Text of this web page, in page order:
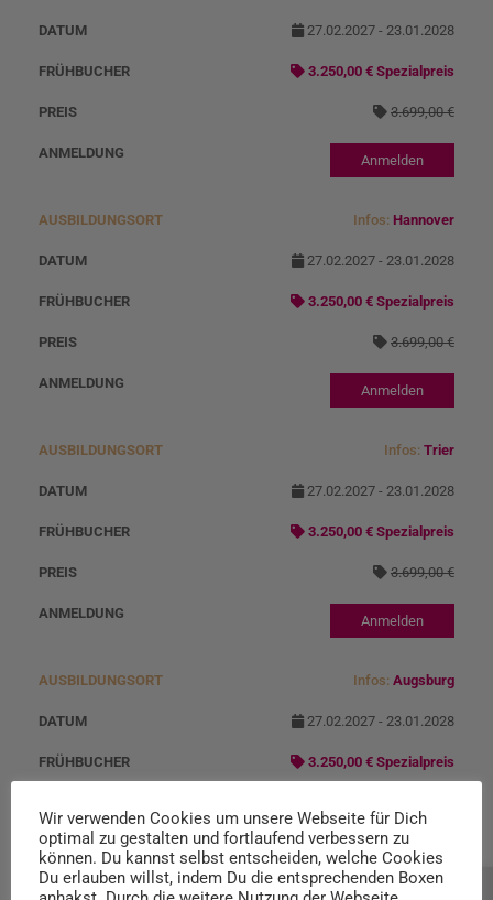
27.02.2027 - 23.01.2028
3.250,00 € Spezialpreis
3.699,00 €
Anmelden
Infos: Hannover
27.02.2027 - 23.01.2028
3.250,00 € Spezialpreis
3.699,00 €
Anmelden
Infos: Trier
27.02.2027 - 23.01.2028
3.250,00 € Spezialpreis
3.699,00 €
Anmelden
Infos: Augsburg
27.02.2027 - 23.01.2028
3.250,00 € Spezialpreis
Anmelden
Wir verwenden Cookies um unsere Webseite für Dich
optimal zu gestalten und fortlaufend verbessern zu
können. Du kannst selbst entscheiden, welche Cookies
Du erlauben willst, indem Du die entsprechenden Boxen